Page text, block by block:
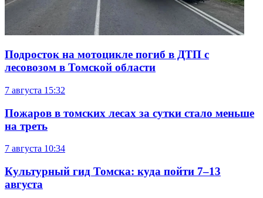
Подросток на мотоцикле погиб в ДТП с
лесовозом в Томской области
7 августа 15:32
Пожаров в томских лесах за сутки стало меньше
на треть
7 августа 10:34
Культурный гид Томска: куда пойти 7–13
августа